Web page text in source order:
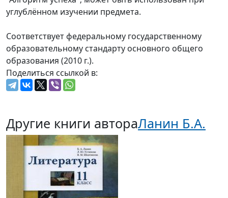
углублённом изучении предмета.
Соответствует федеральному государственному
образовательному стандарту основного общего
образования (2010 г.).
Поделиться ссылкой в:
Другие книги автораЛанин Б.А.